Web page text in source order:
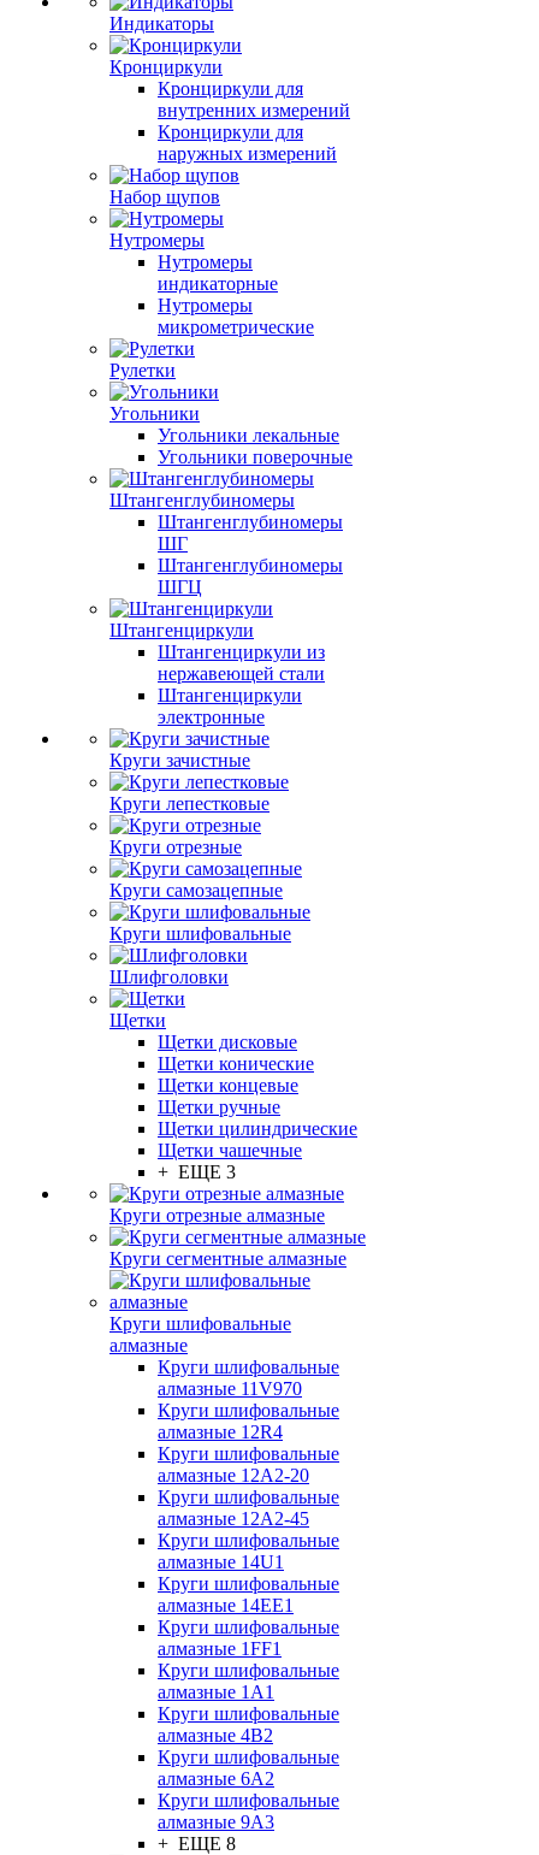
Индикаторы
Кронциркули
Кронциркули для
внутренних измерений
Кронциркули для
наружных измерений
Набор щупов
Нутромеры
Нутромеры
индикаторные
Нутромеры
микрометрические
Рулетки
Угольники
Угольники лекальные
Угольники поверочные
Штангенглубиномеры
Штангенглубиномеры
ШГ
Штангенглубиномеры
ШГЦ
Штангенциркули
Штангенциркули из
нержавеющей стали
Штангенциркули
электронные
Круги зачистные
Круги лепестковые
Круги отрезные
Круги самозацепные
Круги шлифовальные
Шлифголовки
Щетки
Щетки дисковые
Щетки конические
Щетки концевые
Щетки ручные
Щетки цилиндрические
Щетки чашечные
+ ЕЩЕ 3
Круги отрезные алмазные
Круги сегментные алмазные
Круги шлифовальные
алмазные
Круги шлифовальные
алмазные 11V970
Круги шлифовальные
алмазные 12R4
Круги шлифовальные
алмазные 12А2-20
Круги шлифовальные
алмазные 12А2-45
Круги шлифовальные
алмазные 14U1
Круги шлифовальные
алмазные 14ЕЕ1
Круги шлифовальные
алмазные 1FF1
Круги шлифовальные
алмазные 1А1
Круги шлифовальные
алмазные 4В2
Круги шлифовальные
алмазные 6A2
Круги шлифовальные
алмазные 9А3
+ ЕЩЕ 8